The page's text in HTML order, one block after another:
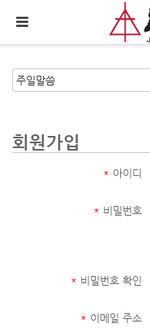
회원가입
* 아이디
* 비밀번호
* 비밀번호 확인
* 이메일 주소